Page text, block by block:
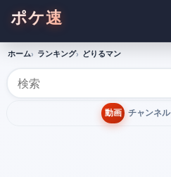
ポケ速
ホーム ランキング どりるマン
動画 チャンネル